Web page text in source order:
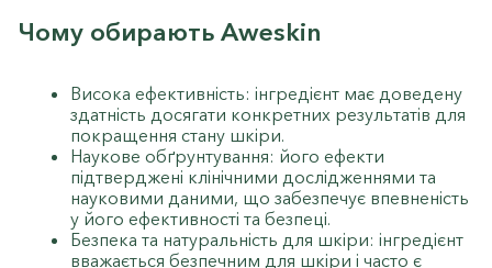
Чому обирають Aweskin
Висока ефективність: інгредієнт має доведену
здатність досягати конкретних результатів для
покращення стану шкіри.
Наукове обґрунтування: його ефекти
підтверджені клінічними дослідженнями та
науковими даними, що забезпечує впевненість
у його ефективності та безпеці.
Безпека та натуральність для шкіри: інгредієнт
вважається безпечним для шкіри і часто є